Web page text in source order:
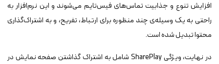
افزایش تنوع و جذابیت تماس‌های فیس‌تایم می‌شوند و این نرم‌افزار به
راحتی به یک وسیله‌ی چند منظوره برای ارتباط، تفریح، و به اشتراک‌گذاری
محتوا تبدیل شده است.
در نهایت، ویژگی SharePlay شامل به اشتراک گذاشتن صفحه نمایش در